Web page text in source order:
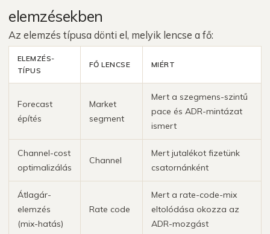
elemzésekben
Az elemzés típusa dönti el, melyik lencse a fő:
ELEMZÉS-
TÍPUS
FŐ LENCSE MIÉRT
Forecast
építés
Market
segment
Mert a szegmens-szintű
pace és ADR-mintázat
ismert
Channel-cost
optimalizálás
Channel
Mert jutalékot fizetünk
csatornánként
Átlagár-
elemzés
(mix-hatás)
Rate code
Mert a rate-code-mix
eltolódása okozza az
ADR-mozgást